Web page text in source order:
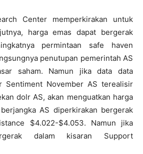
Center memperkirakan untuk
harga emas dapat bergerak
permintaan safe haven
penutupan pemerintah AS
saham. Namun jika data data
Sentiment November AS terealisir
dolr AS, akan menguatkan harga
AS diperkirakan bergerak
$4.022-$4.053. Namun jika
dalam kisaran Support